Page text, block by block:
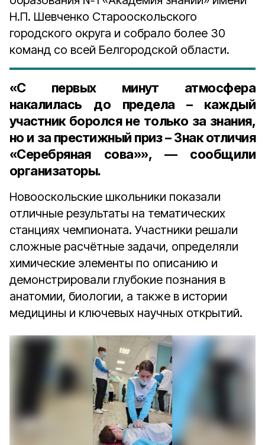
Н.П. Шевченко Старооскольского
городского округа и собрало более 30
команд со всей Белгородской области.
«С первых минут атмосфера
накалилась до предела – каждый
участник боролся не только за знания,
но и за престижный приз – Знак отличия
«Серебряная сова»», — сообщили
организаторы.
Новооскольские школьники показали
отличные результаты на тематических
станциях чемпионата. Участники решали
сложные расчётные задачи, определяли
химические элементы по описанию и
демонстрировали глубокие познания в
анатомии, биологии, а также в истории
медицины и ключевых научных открытий.